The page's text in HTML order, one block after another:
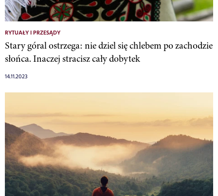
RYTUAŁY I PRZESĄDY
Stary góral ostrzega: nie dziel się chlebem po zachodzie
słońca. Inaczej stracisz cały dobytek
14.11.2023